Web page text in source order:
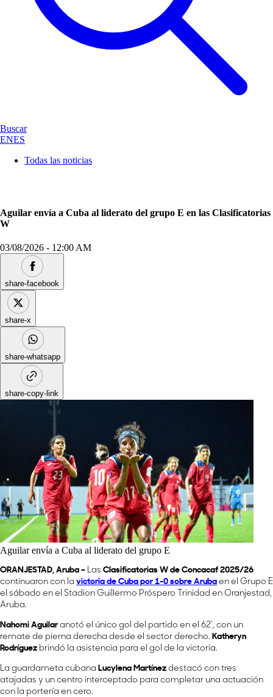
Buscar
ENES
Todas las noticias
Aguilar envía a Cuba al liderato del grupo E en las Clasificatorias
W
03/08/2026 - 12:00 AM
share-facebook
share-x
share-whatsapp
share-copy-link
Aguilar envía a Cuba al liderato del grupo E
ORANJESTAD, Aruba – Las Clasificatorias W de Concacaf 2025/26
continuaron con la victoria de Cuba por 1-0 sobre Aruba en el Grupo E
el sábado en el Stadion Guillermo Próspero Trinidad en Oranjestad,
Aruba.
Nahomi Aguilar anotó el único gol del partido en el 62’, con un
remate de pierna derecha desde el sector derecho. Katheryn
Rodríguez brindó la asistencia para el gol de la victoria.
La guardameta cubana Lucylena Martínez destacó con tres
atajadas y un centro interceptado para completar una actuación
con la portería en cero.